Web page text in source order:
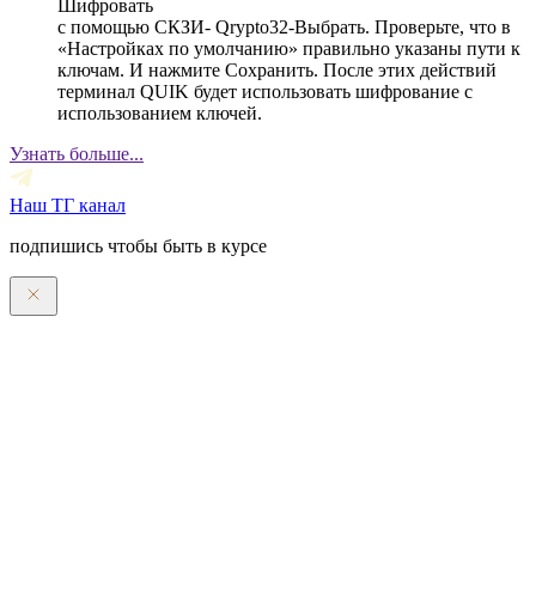
Шифровать
с помощью СКЗИ- Qrypto32-Выбрать. Проверьте, что в
«Настройках по умолчанию» правильно указаны пути к
ключам. И нажмите Сохранить. После этих действий
терминал QUIK будет использовать шифрование с
использованием ключей.
Узнать больше...
Наш ТГ канал
подпишись чтобы быть в курсе